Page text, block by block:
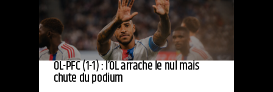
OL-PFC (1-1) : l’OL arrache le nul mais
chute du podium